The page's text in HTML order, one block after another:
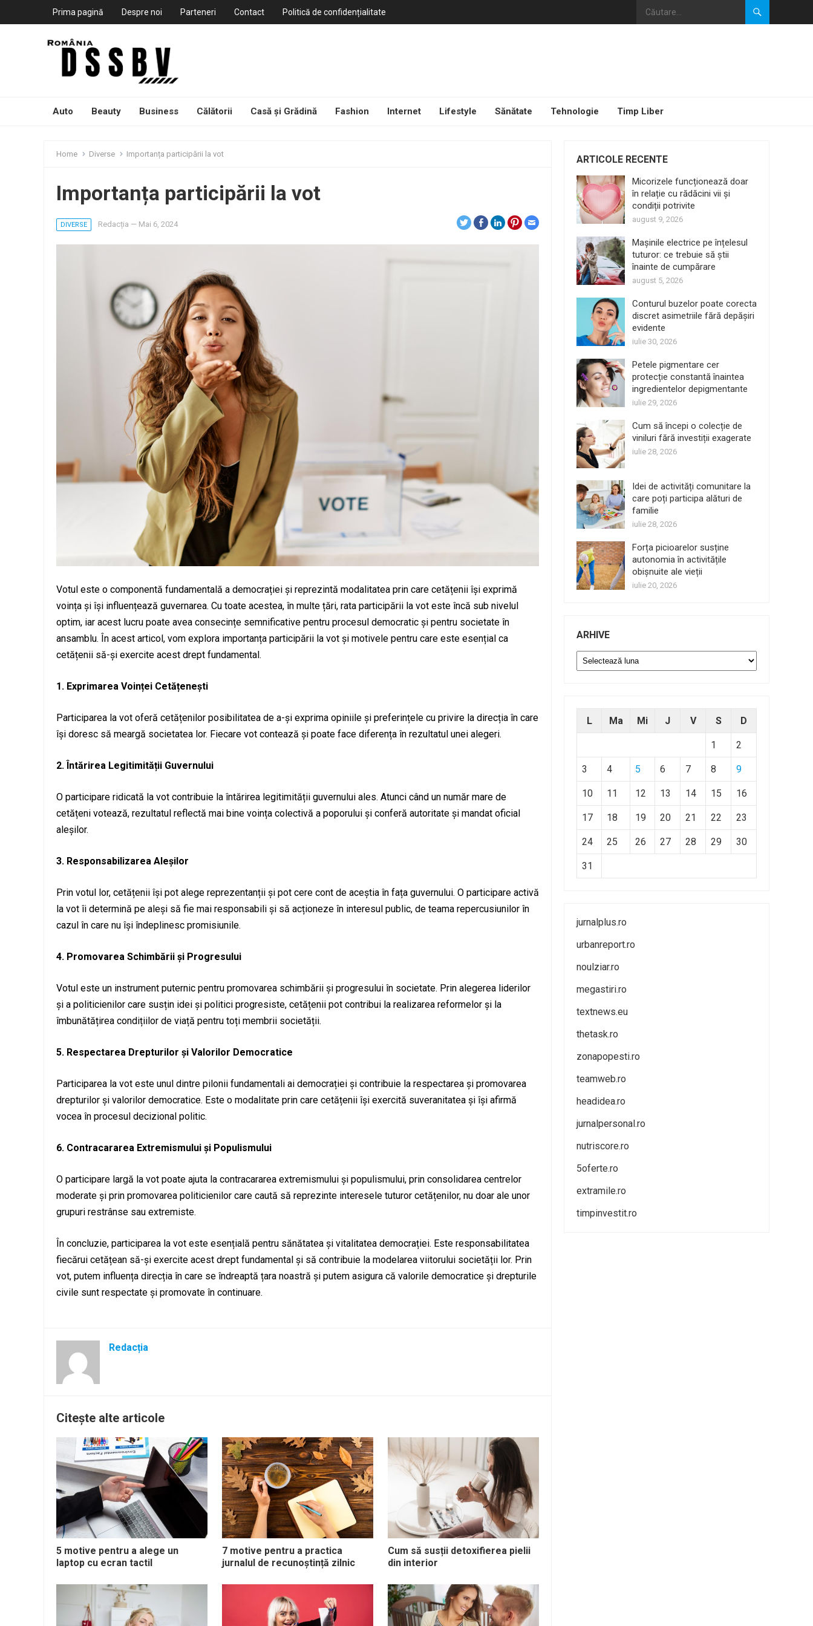
Prima pagină Despre noi Parteneri Contact Politică de confidențialitate
Auto Beauty Business Călătorii Casă și Grădină Fashion Internet Lifestyle Sănătate Tehnologie Timp Liber
Home Diverse Importanța participării la vot
Importanța participării la vot
DIVERSE Redacția — Mai 6, 2024
Votul este o componentă fundamentală a democrației și reprezintă modalitatea prin care cetățenii își exprimă
voința și își influențează guvernarea. Cu toate acestea, în multe țări, rata participării la vot este încă sub nivelul
optim, iar acest lucru poate avea consecințe semnificative pentru procesul democratic și pentru societate în
ansamblu. În acest articol, vom explora importanța participării la vot și motivele pentru care este esențial ca
cetățenii să-și exercite acest drept fundamental.
1. Exprimarea Voinței Cetățenești
Participarea la vot oferă cetățenilor posibilitatea de a-și exprima opiniile și preferințele cu privire la direcția în care
își doresc să meargă societatea lor. Fiecare vot contează și poate face diferența în rezultatul unei alegeri.
2. Întărirea Legitimității Guvernului
O participare ridicată la vot contribuie la întărirea legitimității guvernului ales. Atunci când un număr mare de
cetățeni votează, rezultatul reflectă mai bine voința colectivă a poporului și conferă autoritate și mandat oficial
aleșilor.
3. Responsabilizarea Aleșilor
Prin votul lor, cetățenii își pot alege reprezentanții și pot cere cont de aceștia în fața guvernului. O participare activă
la vot îi determină pe aleși să fie mai responsabili și să acționeze în interesul public, de teama repercusiunilor în
cazul în care nu își îndeplinesc promisiunile.
4. Promovarea Schimbării și Progresului
Votul este un instrument puternic pentru promovarea schimbării și progresului în societate. Prin alegerea liderilor
și a politicienilor care susțin idei și politici progresiste, cetățenii pot contribui la realizarea reformelor și la
îmbunătățirea condițiilor de viață pentru toți membrii societății.
5. Respectarea Drepturilor și Valorilor Democratice
Participarea la vot este unul dintre pilonii fundamentali ai democrației și contribuie la respectarea și promovarea
drepturilor și valorilor democratice. Este o modalitate prin care cetățenii își exercită suveranitatea și își afirmă
vocea în procesul decizional politic.
6. Contracararea Extremismului și Populismului
O participare largă la vot poate ajuta la contracararea extremismului și populismului, prin consolidarea centrelor
moderate și prin promovarea politicienilor care caută să reprezinte interesele tuturor cetățenilor, nu doar ale unor
grupuri restrânse sau extremiste.
În concluzie, participarea la vot este esențială pentru sănătatea și vitalitatea democrației. Este responsabilitatea
fiecărui cetățean să-și exercite acest drept fundamental și să contribuie la modelarea viitorului societății lor. Prin
vot, putem influența direcția în care se îndreaptă țara noastră și putem asigura că valorile democratice și drepturile
civile sunt respectate și promovate în continuare.
Redacția
Citește alte articole
5 motive pentru a alege un
laptop cu ecran tactil
7 motive pentru a practica
jurnalul de recunoștință zilnic
Cum să susții detoxifierea pielii
din interior
ARTICOLE RECENTE
Micorizele funcționează doar
în relație cu rădăcini vii și
condiții potrivite
august 9, 2026
Mașinile electrice pe înțelesul
tuturor: ce trebuie să știi
înainte de cumpărare
august 5, 2026
Conturul buzelor poate corecta
discret asimetriile fără depășiri
evidente
iulie 30, 2026
Petele pigmentare cer
protecție constantă înaintea
ingredientelor depigmentante
iulie 29, 2026
Cum să începi o colecție de
viniluri fără investiții exagerate
iulie 28, 2026
Idei de activități comunitare la
care poți participa alături de
familie
iulie 28, 2026
Forța picioarelor susține
autonomia în activitățile
obișnuite ale vieții
iulie 20, 2026
ARHIVE
Arhive
L Ma Mi J V S D
1 2
3 4 5 6 7 8 9
10 11 12 13 14 15 16
17 18 19 20 21 22 23
24 25 26 27 28 29 30
31
jurnalplus.ro
urbanreport.ro
noulziar.ro
megastiri.ro
textnews.eu
thetask.ro
zonapopesti.ro
teamweb.ro
headidea.ro
jurnalpersonal.ro
nutriscore.ro
5oferte.ro
extramile.ro
timpinvestit.ro